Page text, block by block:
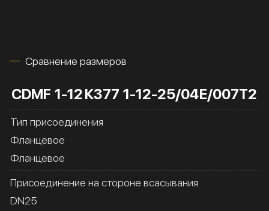
Сравнение размеров
CDMF 1-12К377 1-12-25/04Е/007Т2
Тип присоединения
Фланцевое
Фланцевое
Присоединение на стороне всасывания
DN25